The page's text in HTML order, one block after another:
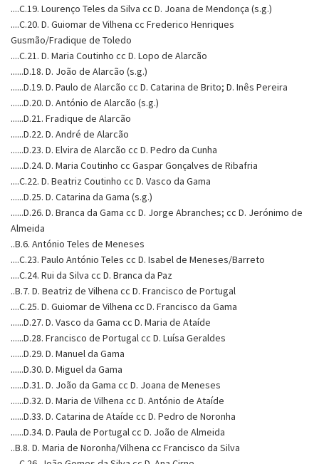
....C.19. Lourenço Teles da Silva cc D. Joana de Mendonça (s.g.)
....C.20. D. Guiomar de Vilhena cc Frederico Henriques
Gusmão/Fradique de Toledo
....C.21. D. Maria Coutinho cc D. Lopo de Alarcão
......D.18. D. João de Alarcão (s.g.)
......D.19. D. Paulo de Alarcão cc D. Catarina de Brito; D. Inês Pereira
......D.20. D. António de Alarcão (s.g.)
......D.21. Fradique de Alarcão
......D.22. D. André de Alarcão
......D.23. D. Elvira de Alarcão cc D. Pedro da Cunha
......D.24. D. Maria Coutinho cc Gaspar Gonçalves de Ribafria
....C.22. D. Beatriz Coutinho cc D. Vasco da Gama
......D.25. D. Catarina da Gama (s.g.)
......D.26. D. Branca da Gama cc D. Jorge Abranches; cc D. Jerónimo de
Almeida
..B.6. António Teles de Meneses
....C.23. Paulo António Teles cc D. Isabel de Meneses/Barreto
....C.24. Rui da Silva cc D. Branca da Paz
..B.7. D. Beatriz de Vilhena cc D. Francisco de Portugal
....C.25. D. Guiomar de Vilhena cc D. Francisco da Gama
......D.27. D. Vasco da Gama cc D. Maria de Ataíde
......D.28. Francisco de Portugal cc D. Luísa Geraldes
......D.29. D. Manuel da Gama
......D.30. D. Miguel da Gama
......D.31. D. João da Gama cc D. Joana de Meneses
......D.32. D. Maria de Vilhena cc D. António de Ataíde
......D.33. D. Catarina de Ataíde cc D. Pedro de Noronha
......D.34. D. Paula de Portugal cc D. João de Almeida
..B.8. D. Maria de Noronha/Vilhena cc Francisco da Silva